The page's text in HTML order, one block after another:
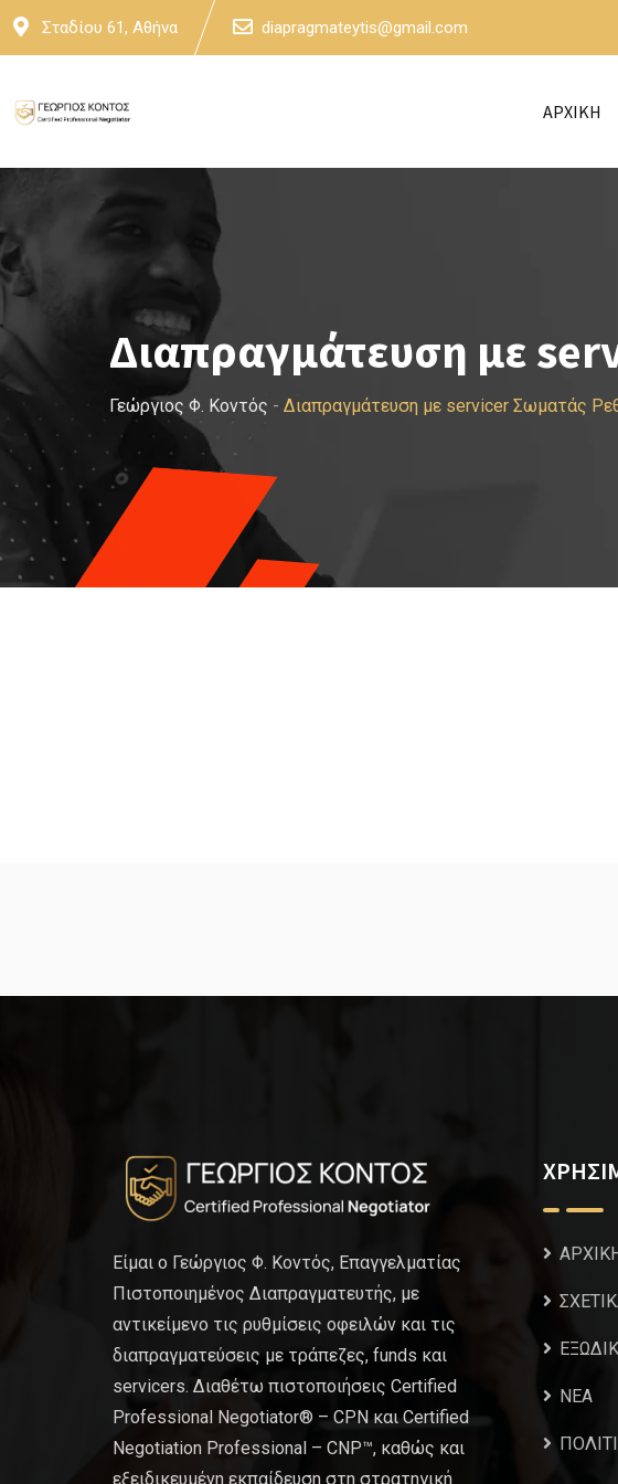
Skip
Σταδίου 61, Αθήνα diapragmateytis@gmail.com
ΑΡΧΙΚΗ
Διαπραγμάτευση με
Γεώργιος Φ. Κοντός - Διαπραγμάτευση με servicer Σωματάς
Είμαι ο Γεώργιος Φ. Κοντός, Επαγγελματίας
Πιστοποιημένος Διαπραγματευτής, με
αντικείμενο τις ρυθμίσεις οφειλών και τις
διαπραγματεύσεις με τράπεζες, funds και
servicers. Διαθέτω πιστοποιήσεις Certified
Professional Negotiator® – CPN και Certified
Negotiation Professional – CNP™, καθώς και
εξειδικευμένη εκπαίδευση στη στρατηγική
NEA